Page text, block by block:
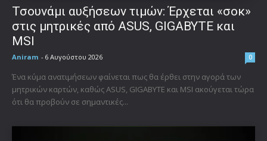
Τσουνάμι αυξήσεων τιμών: Έρχεται «σοκ»
στις μητρικές από ASUS, GIGABYTE και
MSI
Aniram - 6 Αυγούστου 2026 0
Ένα κύμα ανατιμήσεων φαίνεται πως θα έρθει στην αγορά των
μητρικών καρτών, καθώς ASUS, GIGABYTE και MSI ακούγεται τώρα
ότι θα προβούν σε σημαντικές...